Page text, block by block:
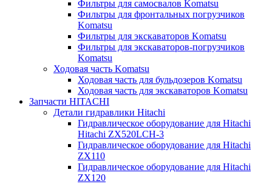
Фильтры для самосвалов Komatsu
Фильтры для фронтальных погрузчиков
Komatsu
Фильтры для экскаваторов Komatsu
Фильтры для экскаваторов-погрузчиков
Komatsu
Ходовая часть Komatsu
Ходовая часть для бульдозеров Komatsu
Ходовая часть для экскаваторов Komatsu
Запчасти HITACHI
Детали гидравлики Hitachi
Гидравлическое оборудование для Hitachi
Hitachi ZX520LCH-3
Гидравлическое оборудование для Hitachi
ZX110
Гидравлическое оборудование для Hitachi
ZX120